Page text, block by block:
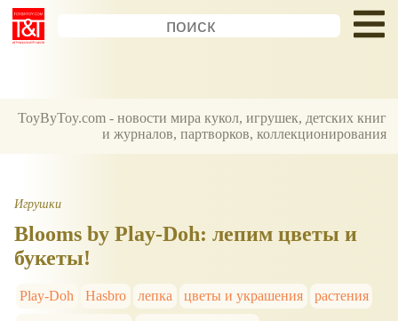
ToyByToy.com - новости мира кукол, игрушек, детских книг
и журналов, партворков, коллекционирования
Игрушки
Blooms by Play-Doh: лепим цветы и
букеты!
Play-Doh Hasbro лепка цветы и украшения
растения